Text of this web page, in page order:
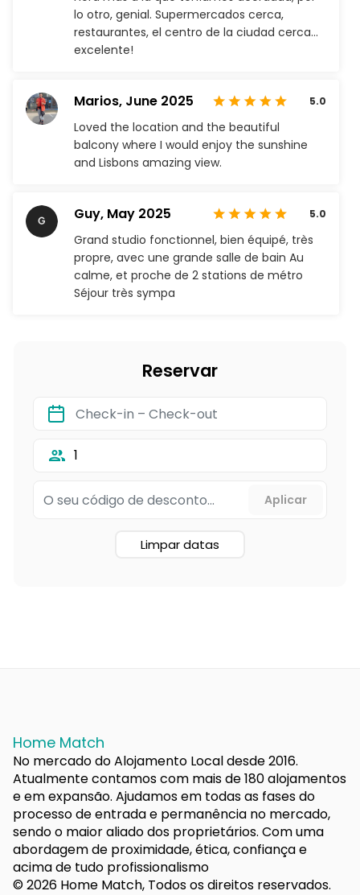
lo otro, genial. Supermercados cerca,
restaurantes, el centro de la ciudad cerca…
excelente!
Marios, June 2025 5.0
Loved the location and the beautiful
balcony where I would enjoy the sunshine
and Lisbons amazing view.
Guy, May 2025 5.0
Grand studio fonctionnel, bien équipé, très
propre, avec une grande salle de bain Au
calme, et proche de 2 stations de métro
Séjour très sympa
Reservar
1
Limpar datas
Home Match
No mercado do Alojamento Local desde 2016.
Atualmente contamos com mais de 180 alojamentos
e em expansão. Ajudamos em todas as fases do
processo de entrada e permanência no mercado,
sendo o maior aliado dos proprietários. Com uma
abordagem de proximidade, ética, confiança e
acima de tudo profissionalismo
© 2026 Home Match, Todos os direitos reservados.